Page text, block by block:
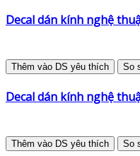
Decal dán kính nghệ
Thêm vào DS yêu thích So
Decal dán kính nghệ
Thêm vào DS yêu thích So